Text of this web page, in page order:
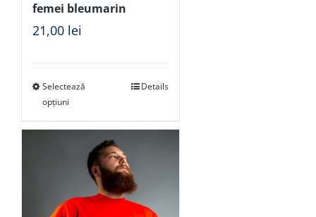
femei bleumarin
21,00 lei
Selectează
opțiuni
Details